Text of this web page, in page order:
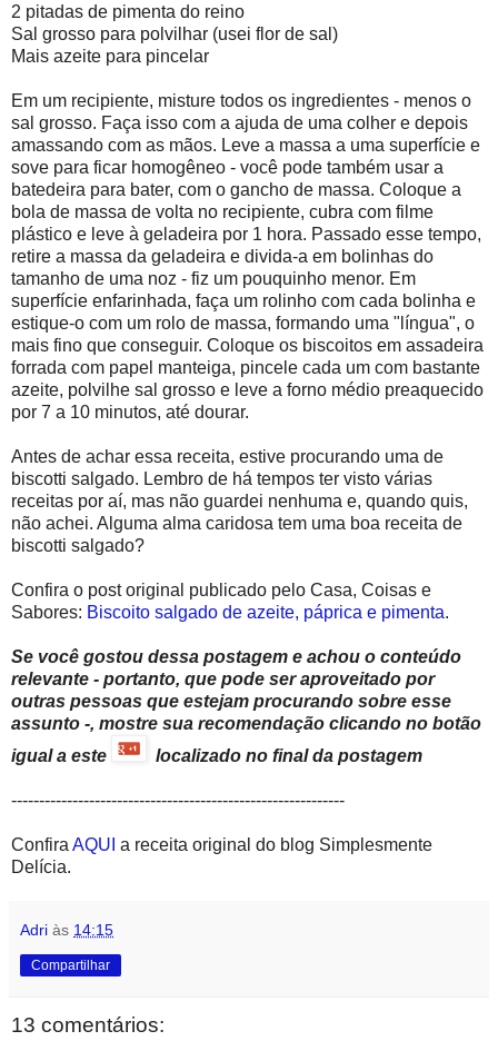
2 pitadas de pimenta do reino
Sal grosso para polvilhar (usei flor de sal)
Mais azeite para pincelar
Em um recipiente, misture todos os ingredientes - menos o
sal grosso. Faça isso com a ajuda de uma colher e depois
amassando com as mãos. Leve a massa a uma superfície e
sove para ficar homogêneo - você pode também usar a
batedeira para bater, com o gancho de massa. Coloque a
bola de massa de volta no recipiente, cubra com filme
plástico e leve à geladeira por 1 hora. Passado esse tempo,
retire a massa da geladeira e divida-a em bolinhas do
tamanho de uma noz - fiz um pouquinho menor. Em
superfície enfarinhada, faça um rolinho com cada bolinha e
estique-o com um rolo de massa, formando uma "língua", o
mais fino que conseguir. Coloque os biscoitos em assadeira
forrada com papel manteiga, pincele cada um com bastante
azeite, polvilhe sal grosso e leve a forno médio preaquecido
por 7 a 10 minutos, até dourar.
Antes de achar essa receita, estive procurando uma de
biscotti salgado. Lembro de há tempos ter visto várias
receitas por aí, mas não guardei nenhuma e, quando quis,
não achei. Alguma alma caridosa tem uma boa receita de
biscotti salgado?
Confira o post original publicado pelo Casa, Coisas e
Sabores: Biscoito salgado de azeite, páprica e pimenta.
Se você gostou dessa postagem e achou o conteúdo
relevante - portanto, que pode ser aproveitado por
outras pessoas que estejam procurando sobre esse
assunto -, mostre sua recomendação clicando no botão
igual a este
localizado no final da postagem
------------------------------------------------------------
Confira AQUI a receita original do blog Simplesmente
Delícia.
Adri às 14:15
Compartilhar
13 comentários: